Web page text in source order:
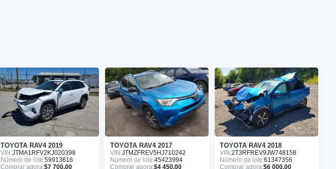
TOYOTA RAV4 2019
VIN:JTMA1RFV2KJ020398
Número de lote:59913616
Comprar agora:$7 700.00
TOYOTA RAV4 2017
VIN:JTMZFREV5HJ710242
Número de lote:45423994
Comprar agora:$4 450.00
TOYOTA RAV4 2018
VIN:2T3RFREV9JW748158
Número de lote:61347356
Comprar agora:$6 000.00